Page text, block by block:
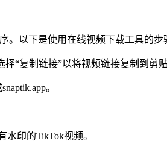
。以下是使用在线视频下载工具的步
“复制链接”以将视频链接复制到剪贴
。
印的TikTok视频。